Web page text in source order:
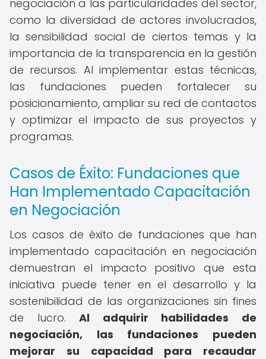
negociación a las particularidades del sector,
como la diversidad de actores involucrados,
la sensibilidad social de ciertos temas y la
importancia de la transparencia en la gestión
de recursos. Al implementar estas técnicas,
las fundaciones pueden fortalecer su
posicionamiento, ampliar su red de contactos
y optimizar el impacto de sus proyectos y
programas.
Casos de Éxito: Fundaciones que
Han Implementado Capacitación
en Negociación
Los casos de éxito de fundaciones que han
implementado capacitación en negociación
demuestran el impacto positivo que esta
iniciativa puede tener en el desarrollo y la
sostenibilidad de las organizaciones sin fines
de lucro.Al adquirir habilidades de
negociación, las fundaciones pueden
mejorar su capacidad para recaudar